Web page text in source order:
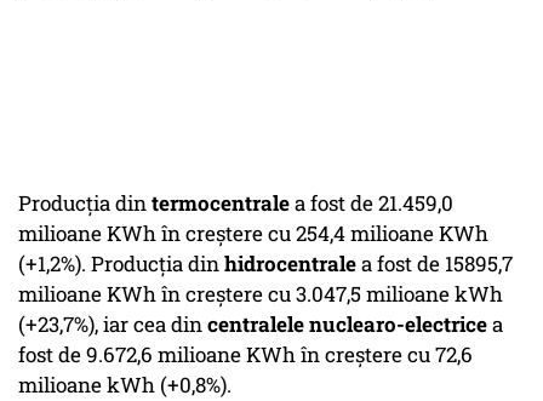
Producţia dintermocentralea fost de 21.459,0
milioane KWh în creştere cu 254,4 milioane KWh
(+1,2%). Producţia dinhidrocentralea fost de 15895,7
milioane KWh în creştere cu 3.047,5 milioane kWh
(+23,7%), iar cea dincentralele nuclearo-electricea
fost de 9.672,6 milioane KWh în creştere cu 72,6
milioane kWh (+0,8%).